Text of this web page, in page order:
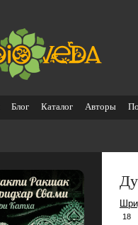
Блог Каталог Авторы
18